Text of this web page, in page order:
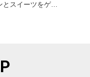
とスイーツをゲ…